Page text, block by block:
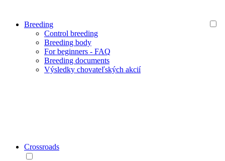
Breeding
Control breeding
Breeding body
For beginners - FAQ
Breeding documents
Výsledky chovateľských akcií
Crossroads